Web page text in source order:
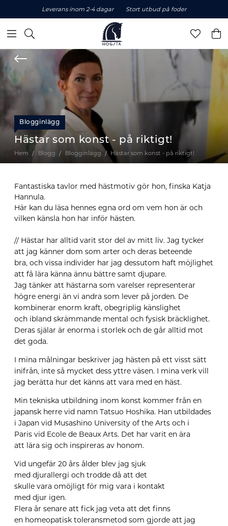
Leverans inom 2-4 dagar Stort utbud på foder
Blogginlägg
Hästar som konst - på riktigt!
Hem Blogg Blogginlägg Hästar som konst - på riktigt!
Fantastiska tavlor med hästmotiv gör hon, finska Katja
Hannula.
Här kan du läsa hennes egna ord om vem hon är och
vilken känsla hon har inför hästen.
// Hästar har alltid varit stor del av mitt liv. Jag tycker
att jag känner dom som arter och deras beteende
bra, och vissa individer har jag dessutom haft möjlighet
att få lära känna ännu bättre samt djupare.
Jag tänker att hästarna som varelser representerar
högre energi än vi andra som lever på jorden. De
kombinerar enorm kraft, obegriplig känslighet
och ibland skrämmande mental och fysisk bräcklighet.
Deras själar är enorma i storlek och de går alltid mot
det goda.
I mina målningar beskriver jag hästen på ett visst sätt
inifrån, inte så mycket dess yttre väsen. I mina verk vill
jag berätta hur det känns att vara med en häst.
Min tekniska utbildning inom konst kommer från en
japansk herre vid namn Tatsuo Hoshika. Han utbildades
i Japan vid Musashino University of the Arts och i
Paris vid Ecole de Beaux Arts. Det har varit en ära
att lära sig och inspireras av honom.
Vid ungefär 20 års ålder blev jag sjuk
med djurallergi och trodde då att det
skulle vara omöjligt för mig vara i kontakt
med djur igen.
Flera år senare att fick jag veta att det finns
en homeopatisk toleransmetod som gjorde att jag